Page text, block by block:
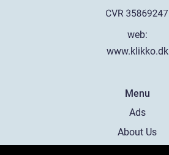
web:
www.klikko.dk
Menu
Ads
About Us